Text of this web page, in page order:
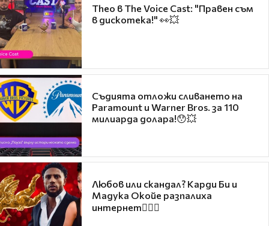
Theo в The Voice Cast: "Правен съм
в дискотека!" 👀💥
Съдията отложи сливането на
Paramount и Warner Bros. за 110
милиарда долара!😯💥
Любов или скандал? Карди Би и
Мадука Окойе разпалиха
интернет❤️‍🔥🔥